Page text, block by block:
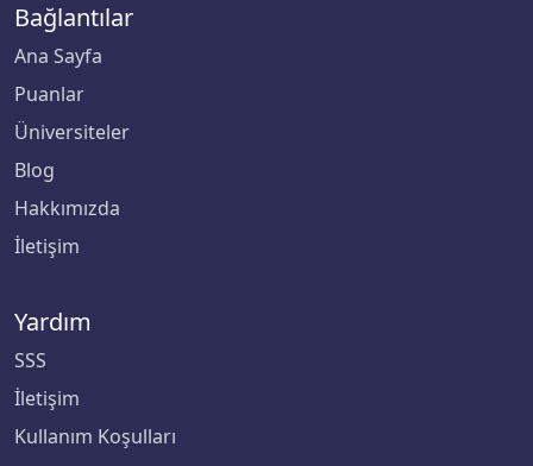
Bitlis Eren Üniversitesi
Boğaziçi Üniversitesi
Burdur Mehmet Akif Ersoy Üniversitesi
Bursa Uludağ Üniversitesi
Çağ Üniversitesi
Çanakkale Onsekiz Mart Üniversitesi
Bağlantılar
Ana Sayfa
Puanlar
Üniversiteler
Blog
Hakkımızda
İletişim
Yardım
SSS
İletişim
Kullanım Koşulları